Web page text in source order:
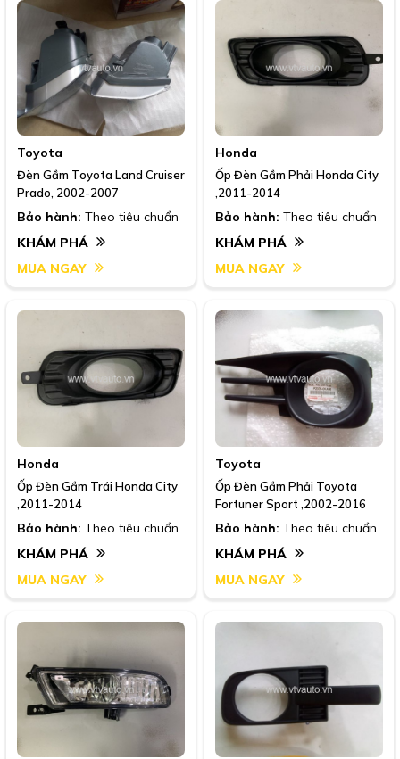
Toyota
Đèn Gầm Toyota Land Cruiser
Prado, 2002-2007
Bảo hành: Theo tiêu chuẩn
KHÁM PHÁ
MUA NGAY
Honda
Ốp Đèn Gầm Phải Honda City
,2011-2014
Bảo hành: Theo tiêu chuẩn
KHÁM PHÁ
MUA NGAY
Honda
Ốp Đèn Gầm Trái Honda City
,2011-2014
Bảo hành: Theo tiêu chuẩn
KHÁM PHÁ
MUA NGAY
Toyota
Ốp Đèn Gầm Phải Toyota
Fortuner Sport ,2002-2016
Bảo hành: Theo tiêu chuẩn
KHÁM PHÁ
MUA NGAY